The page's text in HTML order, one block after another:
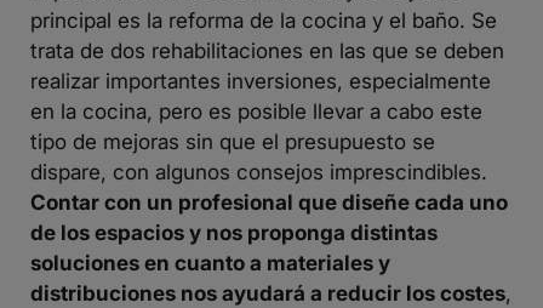
principal es la reforma de la cocina y el baño. Se
trata de dos rehabilitaciones en las que se deben
realizar importantes inversiones, especialmente
en la cocina, pero es posible llevar a cabo este
tipo de mejoras sin que el presupuesto se
dispare, con algunos consejos imprescindibles.
Contar con un profesional que diseñe cada uno
de los espacios y nos proponga distintas
soluciones en cuanto a materiales y
distribuciones nos ayudará a reducir los costes,